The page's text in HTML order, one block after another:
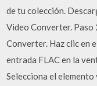
de tu colección.
Video Converter.
Converter. Haz clic en
entrada FLAC en la
Selecciona el